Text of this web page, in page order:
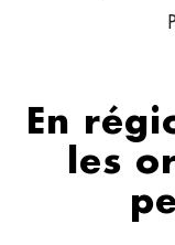
En
les